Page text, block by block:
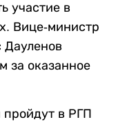
участие в
Вице-министр
Дауленов
за оказанное
пройдут в РГП